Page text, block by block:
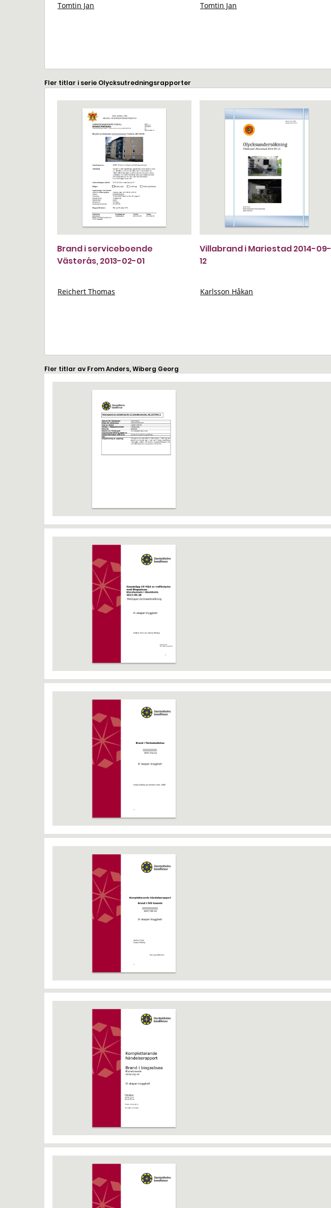
Tomtin Jan Tomtin Jan
Fler titlar i serie Olycksutredningsrapporter
Brand i serviceboende
Västerås, 2013-02-01
Reichert Thomas
Villabrand i Mariestad 2014-09-
12
Karlsson Håkan
Fler titlar av From Anders, Wiberg Georg